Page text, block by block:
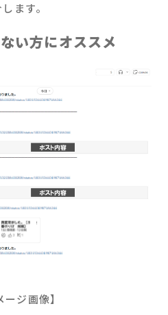
ます。
い方にオススメ
ジ画像】